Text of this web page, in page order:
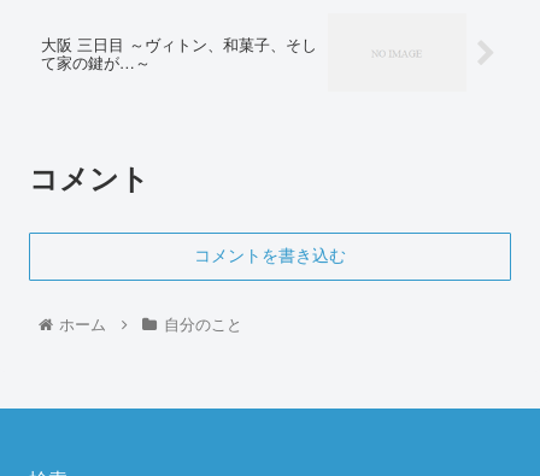
大阪 三日目 ～ヴィトン、和菓子、そし
て家の鍵が…～
コメント
コメントを書き込む
ホーム 自分のこと